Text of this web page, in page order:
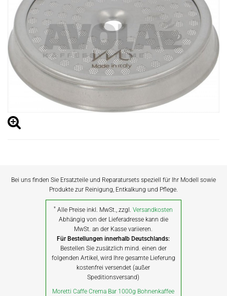
Bei uns finden Sie Ersatzteile und Reparatursets speziell für Ihr Modell sowie
Produkte zur Reinigung, Entkalkung und Pflege.
* Alle Preise inkl. MwSt., zzgl.Versandkosten
Abhängig von der Lieferadresse kann die
MwSt. an der Kasse variieren.
Für Bestellungen innerhalb Deutschlands:
Bestellen Sie zusätzlich mind. einen der
folgenden Artikel, wird Ihre gesamte Lieferung
kostenfrei versendet (außer
Speditionsversand)
Moretti Caffe Crema Bar 1000g Bohnenkaffee